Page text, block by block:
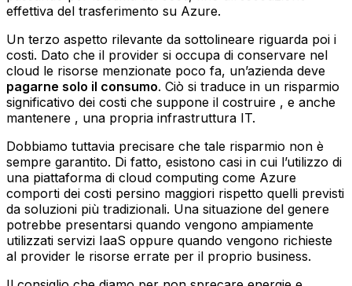
effettiva del trasferimento su Azure.
Un terzo aspetto rilevante da sottolineare riguarda poi i
costi. Dato che il provider si occupa di conservare nel
cloud le risorse menzionate poco fa, un’azienda deve
pagarne solo il consumo. Ciò si traduce in un risparmio
significativo dei costi che suppone il costruire , e anche
mantenere , una propria infrastruttura IT.
Dobbiamo tuttavia precisare che tale risparmio non è
sempre garantito. Di fatto, esistono casi in cui l’utilizzo di
una piattaforma di cloud computing come Azure
comporti dei costi persino maggiori rispetto quelli previsti
da soluzioni più tradizionali. Una situazione del genere
potrebbe presentarsi quando vengono ampiamente
utilizzati servizi IaaS oppure quando vengono richieste
al provider le risorse errate per il proprio business.